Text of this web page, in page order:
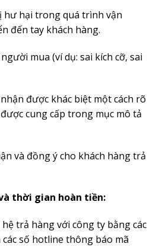
hư hại trong quá trình vận
đến tay khách hàng.
mua (ví dụ: sai kích cỡ, sai
được khác biệt một cách rõ
cung cấp trong mục mô tả
và đồng ý cho khách hàng trả
thời gian hoàn tiền:
trả hàng với công ty bằng các
số hotline thông báo mã